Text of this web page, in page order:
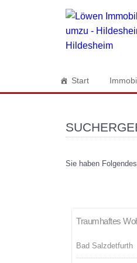
Start
Sie haben
Traumhaftes
Bad